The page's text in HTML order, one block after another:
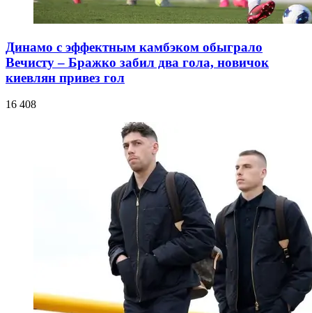
Динамо с эффектным камбэком обыграло
Вечисту – Бражко забил два гола, новичок
киевлян привез гол
16 408